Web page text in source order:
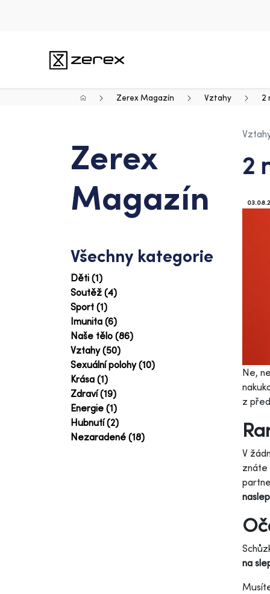
Zerex Magazín Vztahy 2
Zerex
Magazín
Všechny kategorie
Děti (1)
Soutěž (4)
Sport (1)
Imunita (6)
Naše tělo (86)
Vztahy (50)
Sexuální polohy (10)
Krása (1)
Zdraví (19)
Energie (1)
Hubnutí (2)
Nezaradené (18)
2
Ne,
z
V
znáte
na